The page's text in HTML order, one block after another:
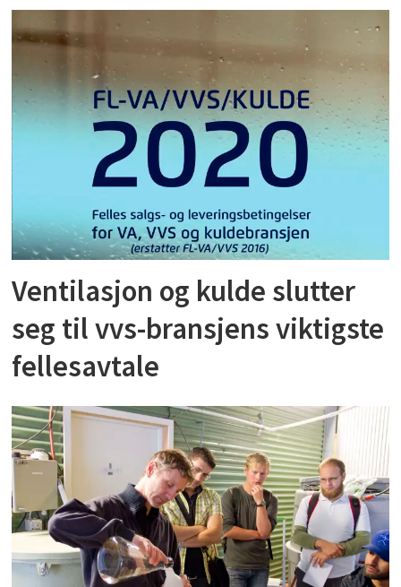
Ventilasjon og kulde slutter
seg til vvs-bransjens viktigste
fellesavtale